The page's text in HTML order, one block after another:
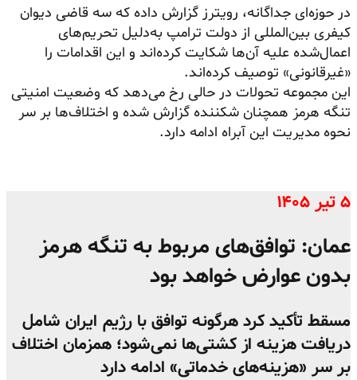
در حوزه‌ای جداگانه، رویترز گزارش داده که سه قاضی دیوان
کیفری بین‌المللی از دولت ترامپ به‌دلیل تحریم‌های
اعمال‌شده علیه آن‌ها شکایت کرده‌اند و این اقدامات را
«غیرقانونی» توصیف کرده‌اند.
این مجموعه تحولات در حالی رخ می‌دهد که وضعیت امنیتی
تنگه هرمز همچنان شکننده گزارش شده و اختلاف‌ها بر سر
نحوه مدیریت این آبراه ادامه دارد.
۵ تیر ۱۴۰۵
عمان: توافق‌های مربوط به تنگه هرمز
بدون عوارض خواهد بود
مسقط تأکید کرد هرگونه توافق با رژیم ایران شامل
دریافت هزینه از کشتی‌ها نمی‌شود؛ همزمان اختلاف
بر سر «هزینه‌های خدماتی» ادامه دارد